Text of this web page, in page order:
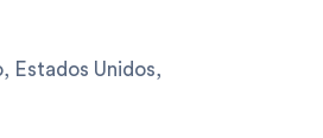
Estados Unidos,